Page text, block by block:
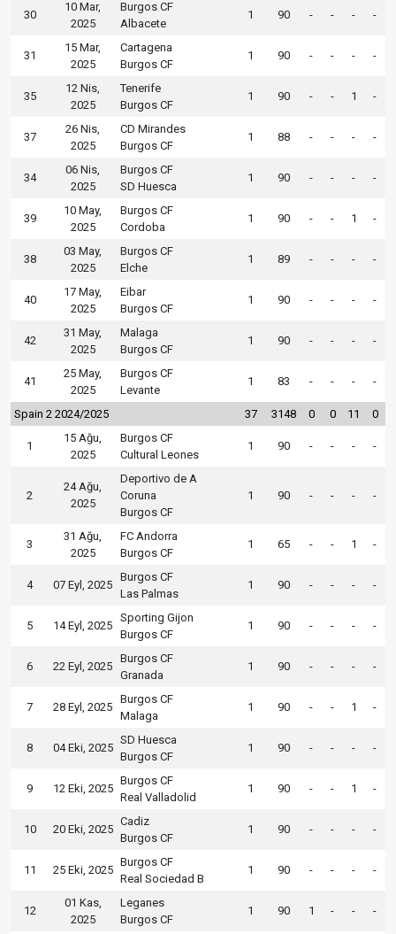
30
10 Mar,
2025
Burgos CF
Albacete
1 90 - - - -
31
15 Mar,
2025
Cartagena
Burgos CF
1 90 - - - -
35
12 Nis,
2025
Tenerife
Burgos CF
1 90 - - 1 -
37
26 Nis,
2025
CD Mirandes
Burgos CF
1 88 - - - -
34
06 Nis,
2025
Burgos CF
SD Huesca
1 90 - - - -
39
10 May,
2025
Burgos CF
Cordoba
1 90 - - 1 -
38
03 May,
2025
Burgos CF
Elche
1 89 - - - -
40
17 May,
2025
Eibar
Burgos CF
1 90 - - - -
42
31 May,
2025
Malaga
Burgos CF
1 90 - - - -
41
25 May,
2025
Burgos CF
Levante
1 83 - - - -
Spain 2 2024/2025 37 3148 0 0 11 0
1
15 Ağu,
2025
Burgos CF
Cultural Leones
1 90 - - - -
2
24 Ağu,
2025
Deportivo de A
Coruna
Burgos CF
1 90 - - - -
3
31 Ağu,
2025
FC Andorra
Burgos CF
1 65 - - 1 -
4 07 Eyl, 2025
Burgos CF
Las Palmas
1 90 - - - -
5 14 Eyl, 2025
Sporting Gijon
Burgos CF
1 90 - - - -
6 22 Eyl, 2025
Burgos CF
Granada
1 90 - - - -
7 28 Eyl, 2025
Burgos CF
Malaga
1 90 - - 1 -
8 04 Eki, 2025
SD Huesca
Burgos CF
1 90 - - - -
9 12 Eki, 2025
Burgos CF
Real Valladolid
1 90 - - 1 -
10 20 Eki, 2025
Cadiz
Burgos CF
1 90 - - - -
11 25 Eki, 2025
Burgos CF
Real Sociedad B
1 90 - - - -
12
01 Kas,
2025
Leganes
Burgos CF
1 90 1 - - -